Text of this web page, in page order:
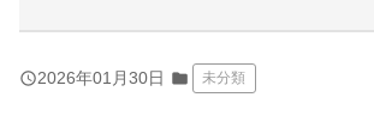
query_builder2026年01月30日 folder 未分類